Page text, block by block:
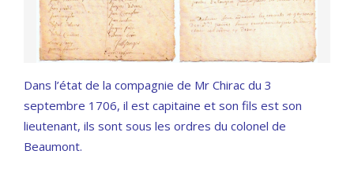
Dans l’état de la compagnie de Mr Chirac du 3
septembre 1706, il est capitaine et son fils est son
lieutenant, ils sont sous les ordres du colonel de
Beaumont.